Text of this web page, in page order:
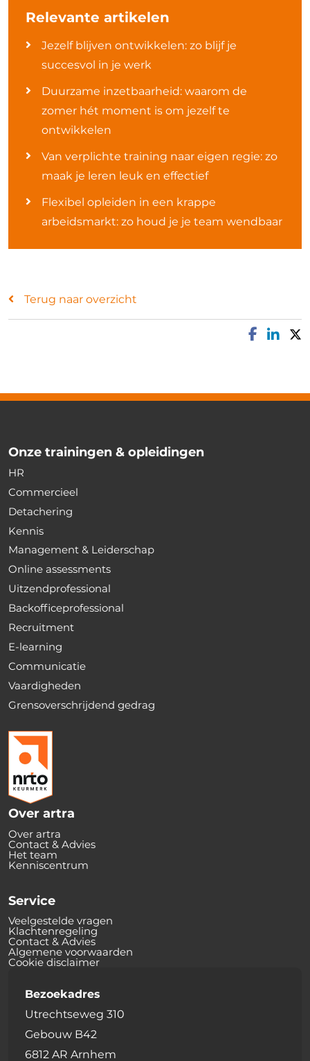
Relevante artikelen
Jezelf blijven ontwikkelen: zo blijf je
succesvol in je werk
Duurzame inzetbaarheid: waarom de
zomer hét moment is om jezelf te
ontwikkelen
Van verplichte training naar eigen regie: zo
maak je leren leuk en effectief
Flexibel opleiden in een krappe
arbeidsmarkt: zo houd je je team wendbaar
Terug naar overzicht
Onze trainingen & opleidingen
HR
Commercieel
Detachering
Kennis
Management & Leiderschap
Online assessments
Uitzendprofessional
Backofficeprofessional
Recruitment
E-learning
Communicatie
Vaardigheden
Grensoverschrijdend gedrag
Over artra
Over artra
Contact & Advies
Het team
Kenniscentrum
Service
Veelgestelde vragen
Klachtenregeling
Contact & Advies
Algemene voorwaarden
Cookie disclaimer
Bezoekadres
Utrechtseweg 310
Gebouw B42
6812 AR Arnhem